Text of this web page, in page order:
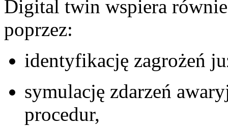
Digital twin wspiera
poprzez:
identyfikację zagrożeń
symulację zdarzeń
procedur,